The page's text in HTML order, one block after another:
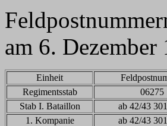
am 6.
Einheit
Regimentsstab
06275
Stab I. Bataillon
ab 42/43
1. Kompanie
ab 42/43